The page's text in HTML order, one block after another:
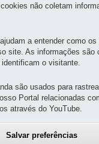
DA
MAPA
não coletam
a entender como
site. As informações são
o visitante.
são usados para
Portal relacionadas
através do YouTube.
Salvar preferências